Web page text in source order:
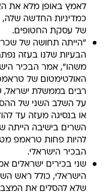
לאמץ באופן מלא את
כמדיניות החדשה
של עסקת החטופים.
"הייתה תחושה של
הבעיות שלנו בעזה
משהו", אמר הבכיר
האולטימטום של טראמפ
רבים בממשלת ישראל,
על השלב השני של
או בנסיגה מעזה עד
השרים בישיבה הייתה
להיות פחות טראמפ
הבכיר הישראלי.
שני בכירים ישראלים
הישראלי, כולל ראש
שלא להסלים את המצב